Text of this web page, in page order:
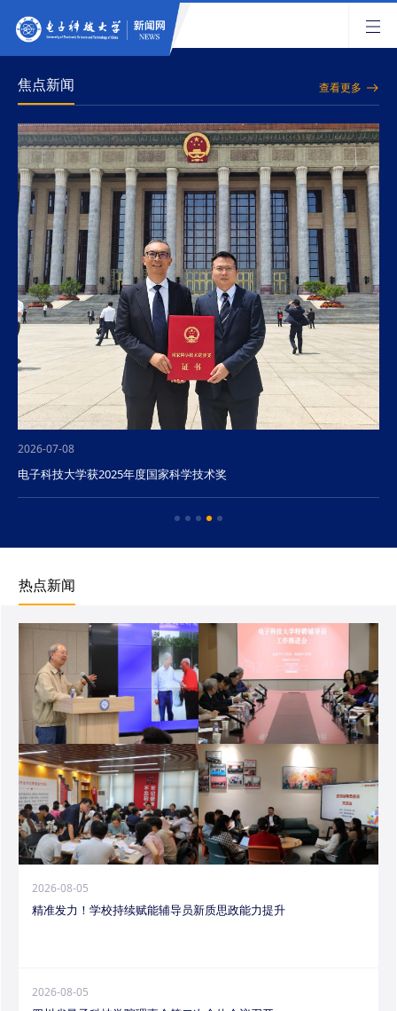
焦点新闻 查看更多
2026-07-08
电子科技大学获2025年度国家科学技术奖
热点新闻
2026-08-05
精准发力！学校持续赋能辅导员新质思政能力提升
2026-08-05